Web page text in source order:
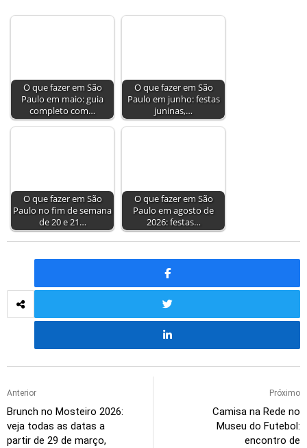
O que fazer em São
Paulo em maio: guia
completo com…
O que fazer em São
Paulo em junho: festas
juninas,…
O que fazer em São
Paulo no fim de semana
de 20 e 21…
O que fazer em São
Paulo em agosto de
2026: festas…
Anterior
Brunch no Mosteiro 2026:
veja todas as datas a
partir de 29 de março,
Próximo
Camisa na Rede no
Museu do Futebol:
encontro de